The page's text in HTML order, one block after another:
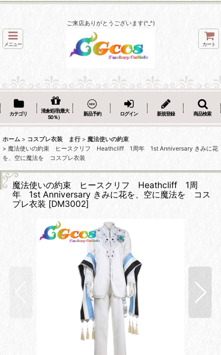
ご来店ありがとうございます(^_^)
メニュー カート
カテゴリ
清倉処理(最大
50％）
新品予約 ログイン 新規登録 商品検索
ホーム > コスプレ衣装 ま行 > 魔法使いの約束
> 魔法使いの約束 ヒースクリフ Heathcliff 1周年 1st Anniversary きみに花
を、空に魔法を コスプレ衣装
魔法使いの約束 ヒースクリフ Heathcliff 1周
年 1st Anniversary きみに花を、空に魔法を コス
プレ衣装 [DM3002]